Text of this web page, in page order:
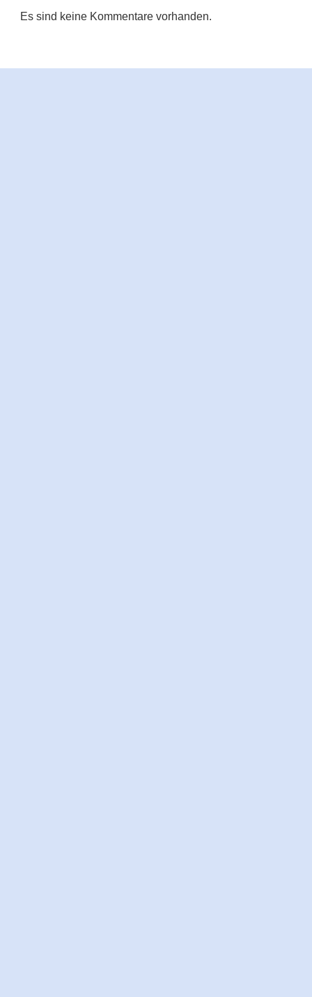
Es sind keine Kommentare vorhanden.